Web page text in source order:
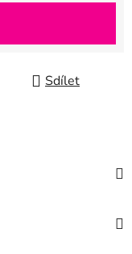
Sdílet